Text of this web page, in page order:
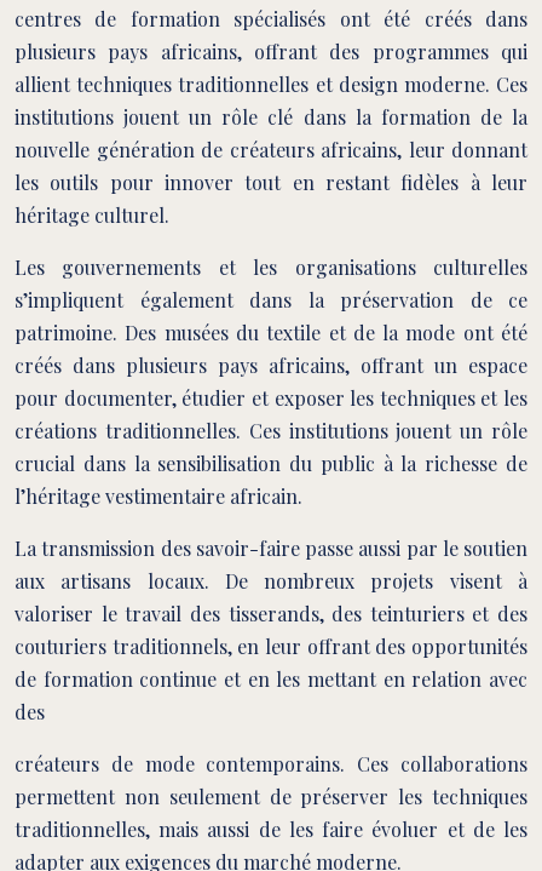
centres de formation spécialisés ont été créés dans
plusieurs pays africains, offrant des programmes qui
allient techniques traditionnelles et design moderne. Ces
institutions jouent un rôle clé dans la formation de la
nouvelle génération de créateurs africains, leur donnant
les outils pour innover tout en restant fidèles à leur
héritage culturel.
Les gouvernements et les organisations culturelles
s’impliquent également dans la préservation de ce
patrimoine. Des musées du textile et de la mode ont été
créés dans plusieurs pays africains, offrant un espace
pour documenter, étudier et exposer les techniques et les
créations traditionnelles. Ces institutions jouent un rôle
crucial dans la sensibilisation du public à la richesse de
l’héritage vestimentaire africain.
La transmission des savoir-faire passe aussi par le soutien
aux artisans locaux. De nombreux projets visent à
valoriser le travail des tisserands, des teinturiers et des
couturiers traditionnels, en leur offrant des opportunités
de formation continue et en les mettant en relation avec
des
créateurs de mode contemporains. Ces collaborations
permettent non seulement de préserver les techniques
traditionnelles, mais aussi de les faire évoluer et de les
adapter aux exigences du marché moderne.